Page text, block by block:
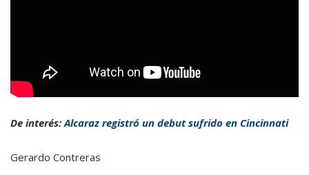
De interés:Alcaraz registró un debut sufrido en Cincinnati
Gerardo Contreras